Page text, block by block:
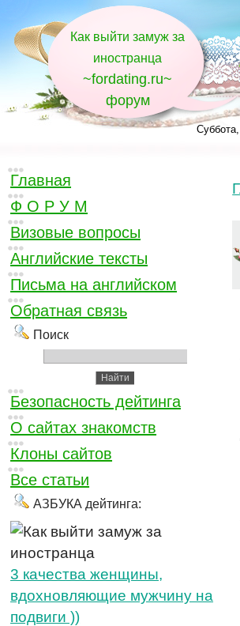
Как выйти замуж за
иностранца
~fordating.ru~
форум
Главная
Ф О Р У М
Визовые вопросы
Английские тексты
Письма на английском
Обратная связь
Поиск
Безопасность дейтинга
О сайтах знакомств
Клоны сайтов
Все статьи
АЗБУКА дейтинга:
3 качества женщины,
вдохновляющие мужчину на
подвиги ))